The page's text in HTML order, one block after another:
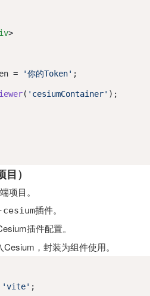
>
= '你的Token' ;
( 'cesiumContainer' );
）
项目。
插件。
插件配置。
，封装为组件使用。
'vite' ;